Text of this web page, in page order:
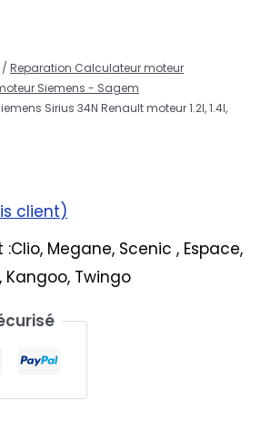
/ Reparation Calculateur moteur
Siemens - Sagem
Sirius 34N Renault moteur 1.2l, 1.4l,
client)
Megane, Scenic , Espace,
Kangoo, Twingo